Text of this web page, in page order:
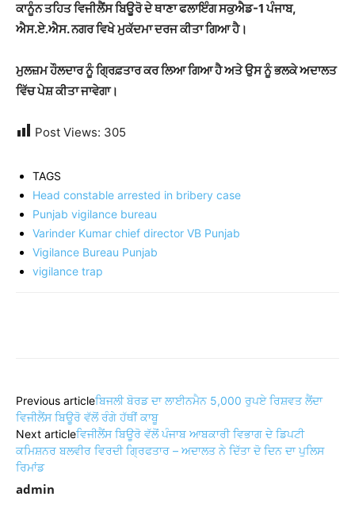
ਕਾਨੂੰਨ ਤਹਿਤ ਵਿਜੀਲੈਂਸ ਬਿਊਰੋ ਦੇ ਥਾਣਾ ਫਲਾਇੰਗ ਸਕੁਐਡ-1 ਪੰਜਾਬ,
ਐਸ.ਏ.ਐਸ. ਨਗਰ ਵਿਖੇ ਮੁਕੱਦਮਾ ਦਰਜ ਕੀਤਾ ਗਿਆ ਹੈ।
ਮੁਲਜ਼ਮ ਹੌਲਦਾਰ ਨੂੰ ਗ੍ਰਿਫ਼ਤਾਰ ਕਰ ਲਿਆ ਗਿਆ ਹੈ ਅਤੇ ਉਸ ਨੂੰ ਭਲਕੇ ਅਦਾਲਤ
ਵਿੱਚ ਪੇਸ਼ ਕੀਤਾ ਜਾਵੇਗਾ।
Post Views: 305
TAGS
Head constable arrested in bribery case
Punjab vigilance bureau
Varinder Kumar chief director VB Punjab
Vigilance Bureau Punjab
vigilance trap
Previous articleਬਿਜਲੀ ਬੋਰਡ ਦਾ ਲਾਈਨਮੈਨ 5,000 ਰੁਪਏ ਰਿਸ਼ਵਤ ਲੈਂਦਾ
ਵਿਜੀਲੈਂਸ ਬਿਊਰੋ ਵੱਲੋਂ ਰੰਗੇ ਹੱਥੀਂ ਕਾਬੂ
Next articleਵਿਜੀਲੈਂਸ ਬਿਊਰੋ ਵੱਲੋਂ ਪੰਜਾਬ ਆਬਕਾਰੀ ਵਿਭਾਗ ਦੇ ਡਿਪਟੀ
ਕਮਿਸ਼ਨਰ ਬਲਵੀਰ ਵਿਰਦੀ ਗ੍ਰਿਫਤਾਰ – ਅਦਾਲਤ ਨੇ ਦਿੱਤਾ ਦੋ ਦਿਨ ਦਾ ਪੁਲਿਸ
ਰਿਮਾਂਡ
admin